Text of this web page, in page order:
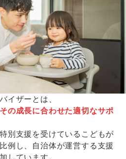
イザーとは、
の成長に合わせた適切なサポ
別支援を受けているこどもが
例し、自治体が運営する支援